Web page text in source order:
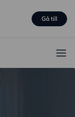
Gå till